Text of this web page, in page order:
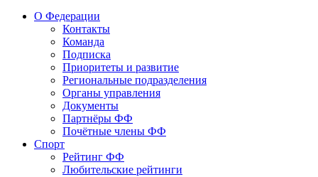
О Федерации
Контакты
Команда
Подписка
Приоритеты и развитие
Региональные подразделения
Органы управления
Документы
Партнёры ФФ
Почётные члены ФФ
Спорт
Рейтинг ФФ
Любительские рейтинги